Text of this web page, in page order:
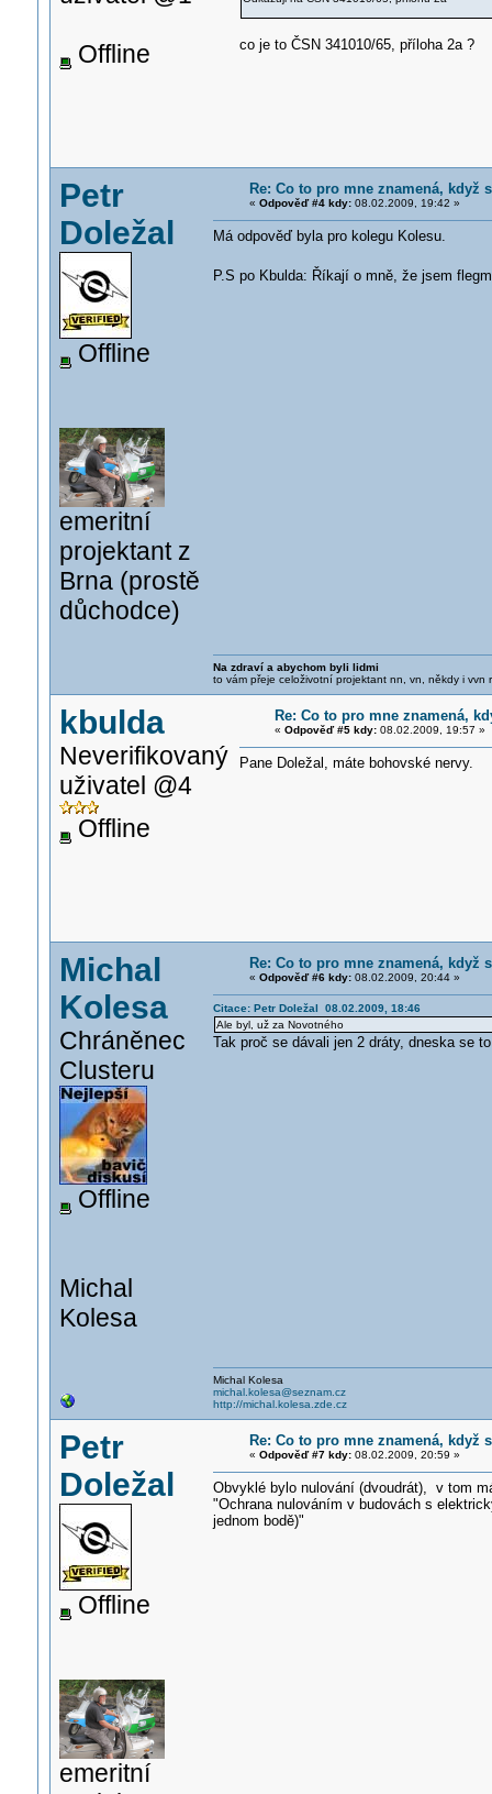
Offline co je to ČSN 341010/65, příloha 2a ?
Petr
Doležal
Offline
emeritní
projektant z
Brna (prostě
důchodce)
Re: Co to pro mne znamená,
« Odpověď #4 kdy:08.02.2009, 19:42 »
Má odpověď byla pro kolegu Kolesu.
P.S po Kbulda: Říkají o mně, že jsem
Na zdraví a abychom byli lidmi
to vám přeje celoživotní projektant nn, vn, někdy i vvn
kbulda
Neverifikovaný
uživatel @4
Offline
Re: Co to pro mne znamená,
« Odpověď #5 kdy:08.02.2009, 19:57 »
Pane Doležal, máte bohovské nervy.
Michal
Kolesa
Chráněnec
Clusteru
Offline
Michal
Kolesa
Re: Co to pro mne znamená,
« Odpověď #6 kdy:08.02.2009, 20:44 »
Citace: Petr Doležal 08.02.2009, 18:46
Ale byl, už za Novotného
Tak proč se dávali jen 2 dráty, dneska se
Michal Kolesa
michal.kolesa@seznam.cz
http://michal.kolesa.zde.cz
Petr
Doležal
Offline
emeritní
Re: Co to pro mne znamená,
« Odpověď #7 kdy:08.02.2009, 20:59 »
Obvyklé bylo nulování (dvoudrát), v tom
"Ochrana nulováním v budovách s
jednom bodě)"